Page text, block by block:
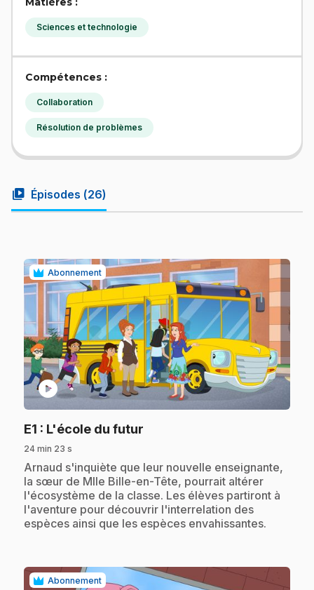
Sciences et technologie
Compétences :
Collaboration
Résolution de problèmes
video_library Épisodes (26)
Abonnement
play_circle
E1 : L'école du futur
24 min 23 s
.Arnaud s'inquiète que leur nouvelle enseignante,
la sœur de Mlle Bille-en-Tête, pourrait altérer
l'écosystème de la classe. Les élèves partiront à
l'aventure pour découvrir l'interrelation des
espèces ainsi que les espèces envahissantes.
Abonnement